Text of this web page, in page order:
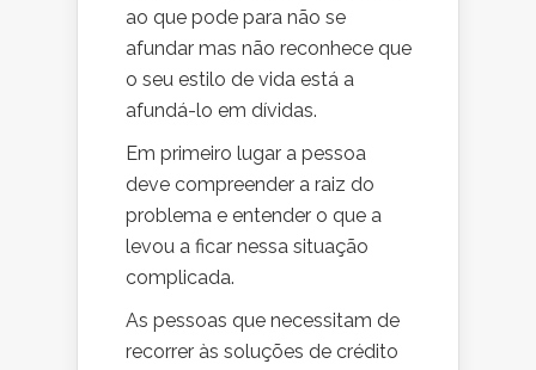
ao que pode para não se
afundar mas não reconhece que
o seu estilo de vida está a
afundá-lo em dívidas.
Em primeiro lugar a pessoa
deve compreender a raiz do
problema e entender o que a
levou a ficar nessa situação
complicada.
As pessoas que necessitam de
recorrer às soluções de crédito